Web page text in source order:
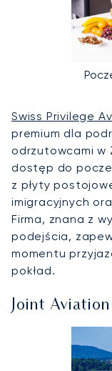
Swiss Privilege
premium dla
odrzutowcami w
dostęp do
z płyty
imigracyjnych
Firma, znana z
podejścia,
momentu
pokład.
Joint